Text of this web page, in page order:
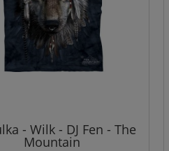
- Wilk - DJ Fen - The
Mountain